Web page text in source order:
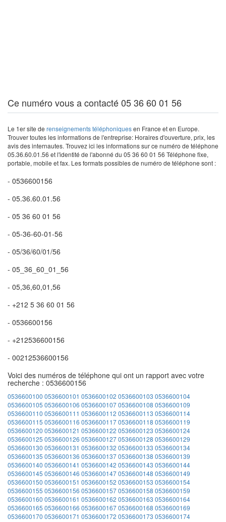
Ce numéro vous a contacté 05 36 60 01 56
Le 1er site de renseignements téléphoniquesen France et en Europe.
Trouver toutes les informations de l'entreprise: Horaires d'ouverture, prix, les
avis des internautes. Trouvez ici les informations sur ce numéro de téléphone
05.36.60.01.56 et l'identité de l'abonné du 05 36 60 01 56 Téléphone fixe,
portable, mobile et fax. Les formats possibles de numéro de téléphone sont :
- 0536600156
- 05.36.60.01.56
- 05 36 60 01 56
- 05-36-60-01-56
- 05/36/60/01/56
- 05_36_60_01_56
- 05,36,60,01,56
- +212 5 36 60 01 56
- 0536600156
- +212536600156
- 00212536600156
Voici des numéros de téléphone qui ont un rapport avec votre
recherche : 0536600156
0536600100 0536600101 0536600102 0536600103 0536600104
0536600105 0536600106 05366001070536600108 0536600109
0536600110 0536600111 0536600112 0536600113 0536600114
0536600115 0536600116 05366001170536600118 0536600119
0536600120 0536600121 0536600122 0536600123 0536600124
0536600125 0536600126 05366001270536600128 0536600129
0536600130 0536600131 0536600132 0536600133 0536600134
0536600135 0536600136 05366001370536600138 0536600139
0536600140 0536600141 0536600142 0536600143 0536600144
0536600145 0536600146 05366001470536600148 0536600149
0536600150 0536600151 0536600152 0536600153 0536600154
0536600155 0536600156 05366001570536600158 0536600159
0536600160 0536600161 0536600162 0536600163 0536600164
0536600165 0536600166 05366001670536600168 0536600169
0536600170 0536600171 0536600172 0536600173 0536600174